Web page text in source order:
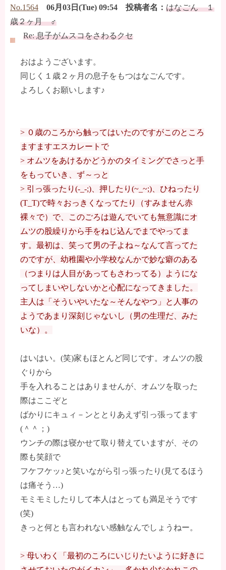
No.1564 06月03日(Tue) 09:54 投稿者名： はなごん １
歳２ヶ月 ♂
Re: 息子がムスコをさわるクセ
おはようございます。
同じく１歳２ヶ月の息子をもつはなごんです。
よろしくお願いします♪
> ０歳のころから触ってはいたのですがこのところ
ますますエスカレートで
> オムツをあけるかどうかのタイミングでさっと手
をもっていき、ず～っと
> 引っ張ったり(-_-;)、押したり(~_~;)、ひねったり
(T_T)で時々おっきくなってたり（すみません赤
裸々で）で、このごろは遊んでいても無意識にオ
ムツの股繰りから手をねじ込んでまでやってま
す。最初は、笑って男の子よね～なんて言ってた
のですが、幼稚園や小学校なんかで妙な癖のある
（つまりは人目があってもさわってる）ようにな
ってしまいやしないかと心配になってきました。
主人は「そういやいたな～そんなやつ」と人事の
ようであまり深刻じゃないし（男の生理だ、みた
いな）。
はいはい。(笑)家もほとんど同じです。オムツの股
ぐりから
手を入れることはありませんが、オムツを取った
際はここぞと
ばかりにキュィ－ンととりあえず引っ張ってます
(＾＾；)
ウンチの際は寝かせて取り替えていますが、その
際も笑顔で
フケフケッ♪と笑いながら引っ張ったり(見てるほう
は痛そう…)
モミモミしたりして本人はとっても満足そうです
(笑)
きっと何とも言われない感触なんでしょうねー。
> 母いわく「最初のころにいじりたいように好きに